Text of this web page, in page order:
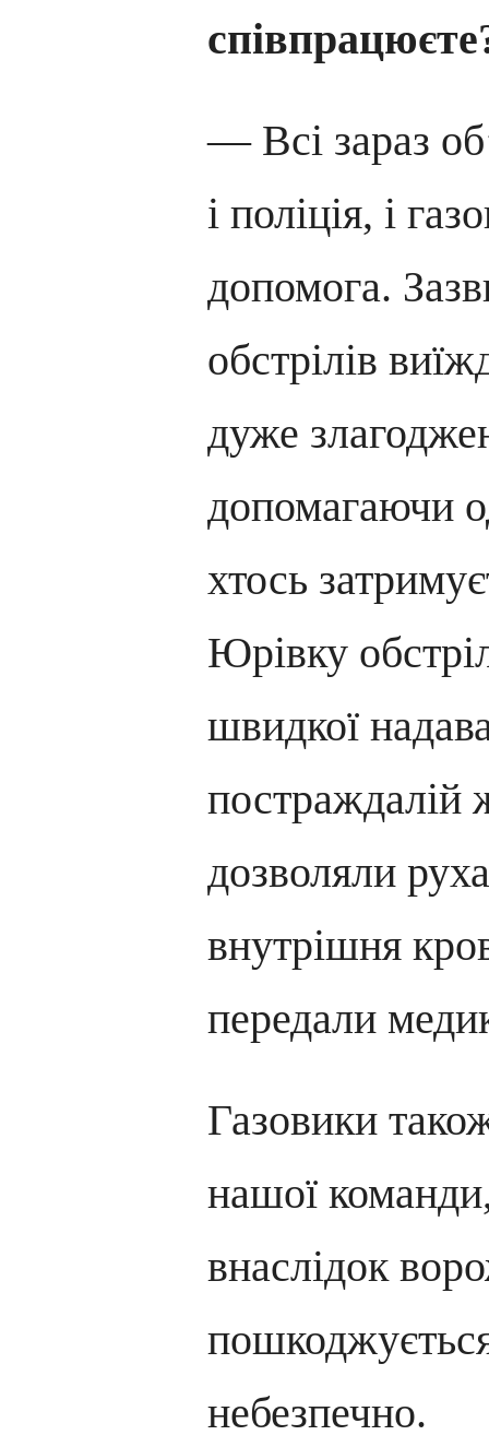
— Всі зараз
і поліція, і
допомога.
обстрілів
дуже
допомагаючи
хтось
Юрівку
швидкої
постраждалій
дозволяли
внутрішня
передали
Газовики
нашої
внаслідок
небезпечно.